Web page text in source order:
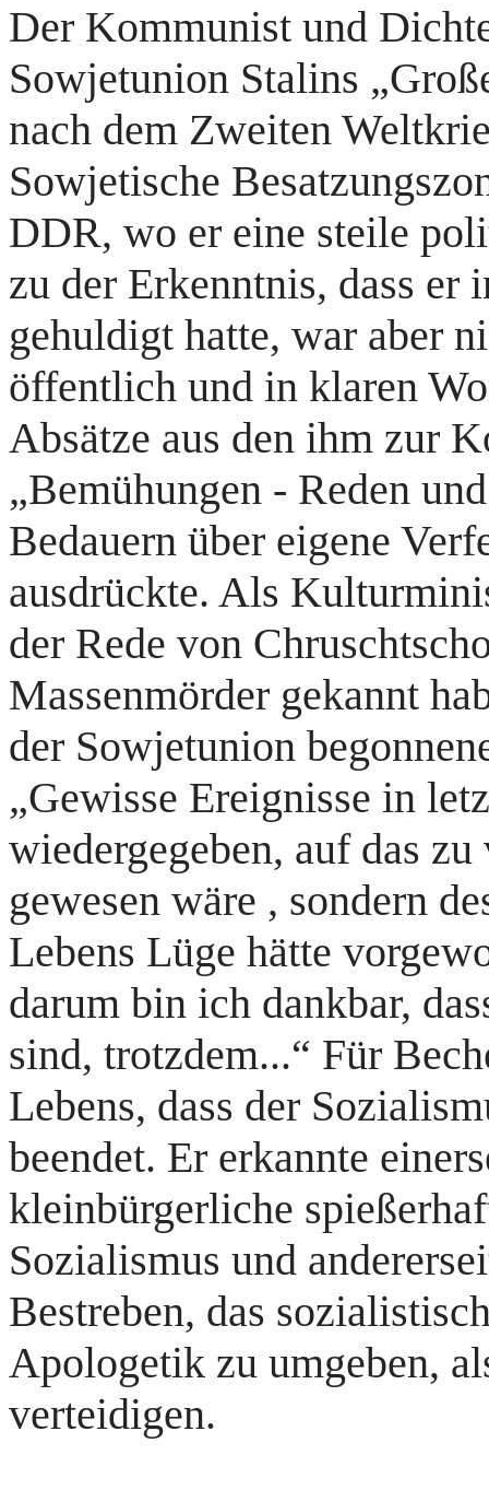
Der Kommunist und
Sowjetunion Stalins
nach dem Zweiten
Sowjetische
DDR, wo er eine steile
zu der Erkenntnis, dass er
gehuldigt hatte, war aber
öffentlich und in klaren
Absätze aus den ihm zur
„Bemühungen - Reden
Bedauern über eigene
ausdrückte. Als
der Rede von
Massenmörder gekannt
der Sowjetunion
„Gewisse Ereignisse in
wiedergegeben, auf das
gewesen wäre , sondern
Lebens Lüge hätte
darum bin ich dankbar,
sind, trotzdem...“ Für
Lebens, dass der
beendet. Er erkannte
kleinbürgerliche
Sozialismus und
Bestreben, das
Apologetik zu umgeben,
verteidigen.